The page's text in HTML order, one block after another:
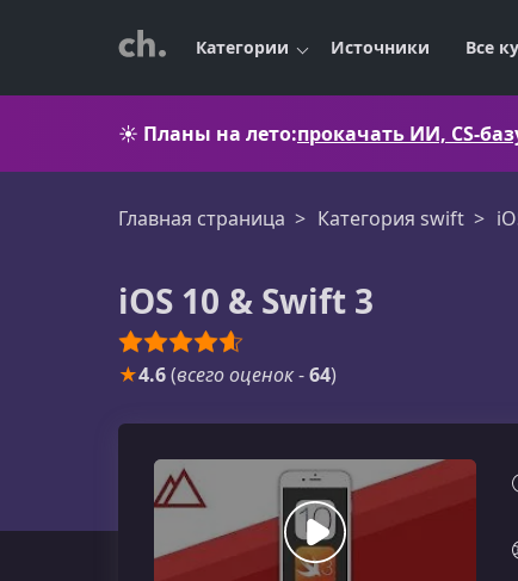
Категории Источники Все
☀️ Планы на лето:прокачать ИИ, CS-
Главная страница Категория swift
iOS 10 & Swift 3
★4.6(всего оценок-64)